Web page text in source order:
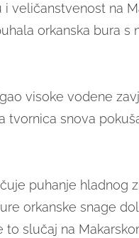
veličanstvenost na
orkanska bura s
visoke vodene
tvornica snova
puhanje hladnog
orkanske snage
slučaj na